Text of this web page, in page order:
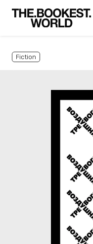
Fiction